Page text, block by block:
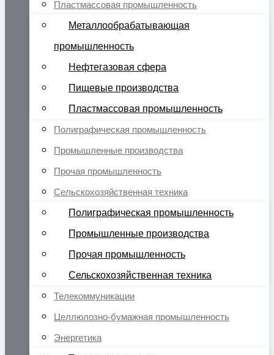
Пластмассовая промышленность
Металлообрабатывающая
промышленность
Нефтегазовая сфера
Пищевые производства
Пластмассовая промышленность
Полиграфическая промышленность
Промышленные производства
Прочая промышленность
Сельскохозяйственная техника
Полиграфическая промышленность
Промышленные производства
Прочая промышленность
Сельскохозяйственная техника
Телекоммуникации
Целлюлозно-бумажная промышленность
Энергетика